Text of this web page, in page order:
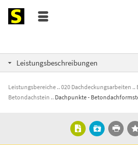
Leistungsbeschreibungen
Leistungsbereiche 020 Dachdeckungsarbeiten
Betondachstein
Dachpunkte -